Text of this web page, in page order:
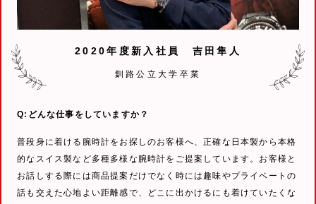
2020年度新入社員 吉田隼人
釧路公立大学卒業
Q:どんな仕事をしていますか？
普段身に着ける腕時計をお探しのお客様へ、正確な日本製から本格
的なスイス製など多種多様な腕時計をご提案しています。お客様と
お話しする際には商品提案だけでなく時には趣味やプライベートの
話も交えた心地よい距離感で、どこに出かけるにも着けていたくな